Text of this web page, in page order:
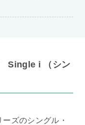
Single i （シン
ズのシングル・